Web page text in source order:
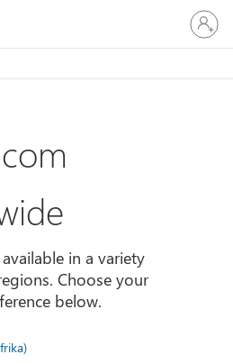
Sign
in
to
account
in a variety
Choose your
below.